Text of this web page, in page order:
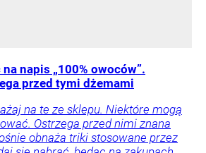
napis „100% owoców”.
przed tymi dżemami
na te ze sklepu. Niektóre mogą
Ostrzega przed nimi znana
obnaża triki stosowane przez